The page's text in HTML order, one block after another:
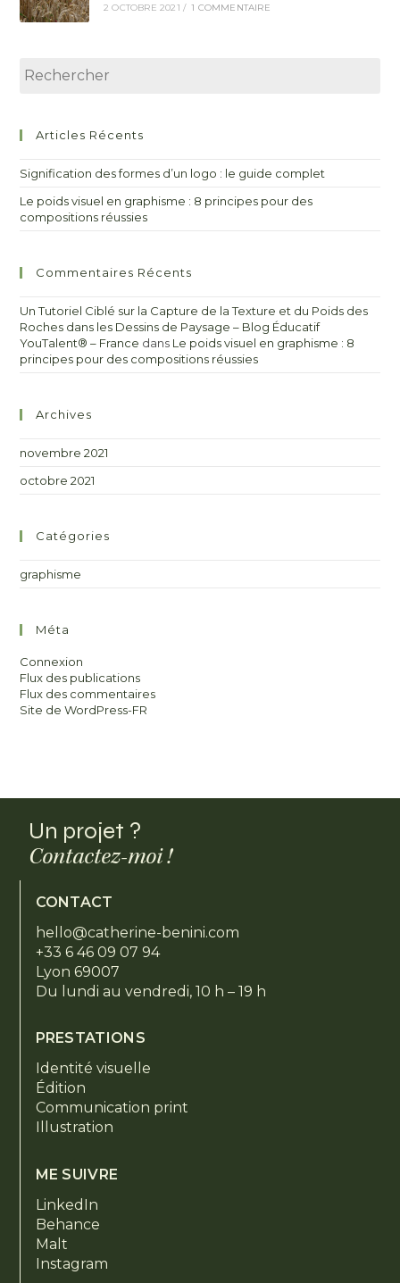
2 OCTOBRE 2021 / 1 COMMENTAIRE
Articles Récents
Signification des formes d’un logo : le guide complet
Le poids visuel en graphisme : 8 principes pour des
compositions réussies
Commentaires Récents
Un Tutoriel Ciblé sur la Capture de la Texture et du Poids des
Roches dans les Dessins de Paysage – Blog Éducatif
YouTalent® – France dans Le poids visuel en graphisme : 8
principes pour des compositions réussies
Archives
novembre 2021
octobre 2021
Catégories
graphisme
Méta
Connexion
Flux des publications
Flux des commentaires
Site de WordPress-FR
Un projet ?
Contactez-moi !
CONTACT
hello@catherine-benini.com
+33 6 46 09 07 94
Lyon 69007
Du lundi au vendredi, 10 h – 19 h
PRESTATIONS
Identité visuelle
Édition
Communication print
Illustration
ME SUIVRE
LinkedIn
Behance
Malt
Instagram